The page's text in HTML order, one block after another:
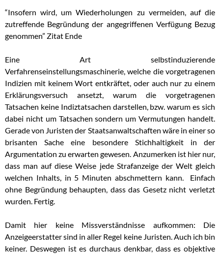
“Insofern wird, um Wiederholungen zu vermeiden, auf die
zutreffende Begründung der angegriffenen Verfügung Bezug
genommen” Zitat Ende
Eine Art selbstinduzierende
Verfahrenseinstellungsmaschinerie, welche die vorgetragenen
Indizien mit keinem Wort entkräftet, oder auch nur zu einem
Erklärungsversuch ansetzt, warum die vorgetragenen
Tatsachen keine Indiztatsachen darstellen, bzw. warum es sich
dabei nicht um Tatsachen sondern um Vermutungen handelt.
Gerade von Juristen der Staatsanwaltschaften wäre in einer so
brisanten Sache eine besondere Stichhaltigkeit in der
Argumentation zu erwarten gewesen. Anzumerken ist hier nur,
dass man auf diese Weise jede Strafanzeige der Welt gleich
welchen Inhalts, in 5 Minuten abschmettern kann. Einfach
ohne Begründung behaupten, dass das Gesetz nicht verletzt
wurden. Fertig.
Damit hier keine Missverständnisse aufkommen: Die
Anzeigeerstatter sind in aller Regel keine Juristen. Auch ich bin
keiner. Deswegen ist es durchaus denkbar, dass es objektive